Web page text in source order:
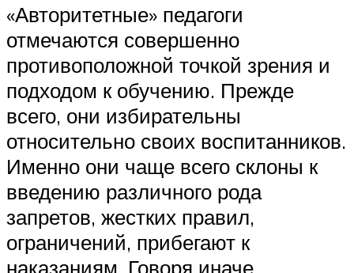
«Авторитетные» педагоги
отмечаются совершенно
противоположной точкой зрения и
подходом к обучению. Прежде
всего, они избирательны
относительно своих воспитанников.
Именно они чаще всего склоны к
введению различного рода
запретов, жестких правил,
ограничений, прибегают к
наказаниям. Говоря иначе,